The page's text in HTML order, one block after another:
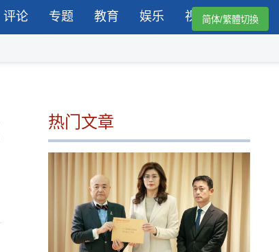
评论 专题 教育 娱乐 视频简体/繁體切換
热门文章